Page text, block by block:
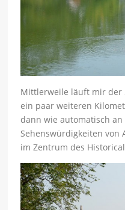
Mittlerweile läuft mir der
ein paar weiteren
dann wie automatisch
Sehenswürdigkeiten von
im Zentrum des